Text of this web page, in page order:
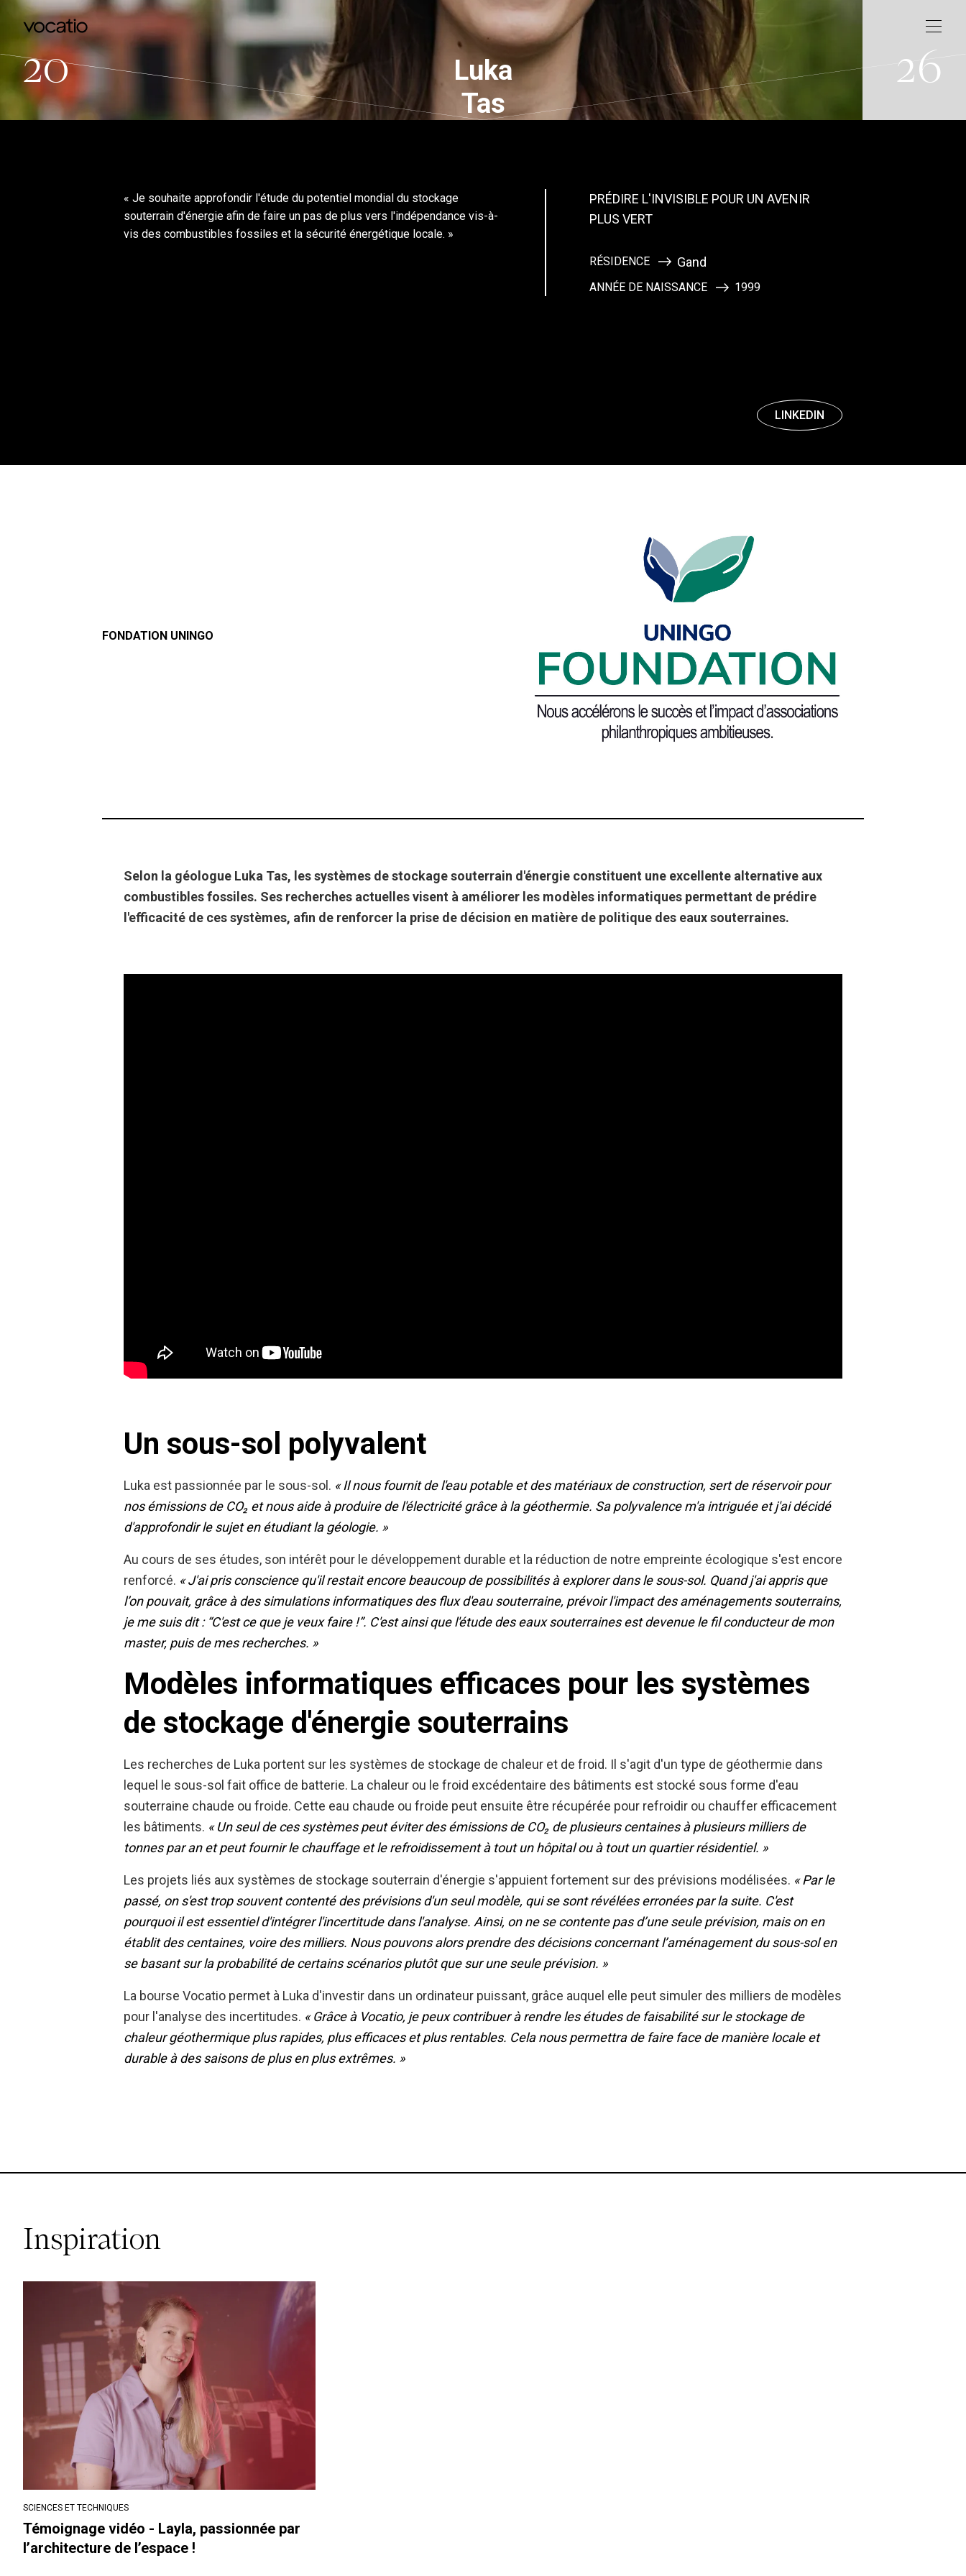
20 26
Luka
Tas
« Je souhaite approfondir l'étude du potentiel mondial du stockage
souterrain d'énergie afin de faire un pas de plus vers l'indépendance vis-à-
vis des combustibles fossiles et la sécurité énergétique locale. »
PRÉDIRE L'INVISIBLE POUR UN AVENIR
PLUS VERT
RÉSIDENCE Gand
ANNÉE DE NAISSANCE 1999
LINKEDIN
FONDATION UNINGO
Selon la géologue Luka Tas, les systèmes de stockage souterrain d'énergie constituent une excellente alternative aux
combustibles fossiles. Ses recherches actuelles visent à améliorer les modèles informatiques permettant de prédire
l'efficacité de ces systèmes, afin de renforcer la prise de décision en matière de politique des eaux souterraines.
Un sous-sol polyvalent
Luka est passionnée par le sous-sol. « Il nous fournit de l'eau potable et des matériaux de construction, sert de réservoir pour
nos émissions de CO₂ et nous aide à produire de l'électricité grâce à la géothermie. Sa polyvalence m'a intriguée et j'ai décidé
d'approfondir le sujet en étudiant la géologie. »
Au cours de ses études, son intérêt pour le développement durable et la réduction de notre empreinte écologique s'est encore
renforcé. « J'ai pris conscience qu'il restait encore beaucoup de possibilités à explorer dans le sous-sol. Quand j'ai appris que
l’on pouvait, grâce à des simulations informatiques des flux d'eau souterraine, prévoir l'impact des aménagements souterrains,
je me suis dit : “C'est ce que je veux faire !”. C'est ainsi que l'étude des eaux souterraines est devenue le fil conducteur de mon
master, puis de mes recherches. »
Modèles informatiques efficaces pour les systèmes
de stockage d'énergie souterrains
Les recherches de Luka portent sur les systèmes de stockage de chaleur et de froid. Il s'agit d'un type de géothermie dans
lequel le sous-sol fait office de batterie. La chaleur ou le froid excédentaire des bâtiments est stocké sous forme d'eau
souterraine chaude ou froide. Cette eau chaude ou froide peut ensuite être récupérée pour refroidir ou chauffer efficacement
les bâtiments. « Un seul de ces systèmes peut éviter des émissions de CO₂ de plusieurs centaines à plusieurs milliers de
tonnes par an et peut fournir le chauffage et le refroidissement à tout un hôpital ou à tout un quartier résidentiel. »
Les projets liés aux systèmes de stockage souterrain d'énergie s'appuient fortement sur des prévisions modélisées. « Par le
passé, on s'est trop souvent contenté des prévisions d'un seul modèle, qui se sont révélées erronées par la suite. C'est
pourquoi il est essentiel d'intégrer l'incertitude dans l'analyse. Ainsi, on ne se contente pas d’une seule prévision, mais on en
établit des centaines, voire des milliers. Nous pouvons alors prendre des décisions concernant l’aménagement du sous-sol en
se basant sur la probabilité de certains scénarios plutôt que sur une seule prévision. »
La bourse Vocatio permet à Luka d'investir dans un ordinateur puissant, grâce auquel elle peut simuler des milliers de modèles
pour l'analyse des incertitudes. « Grâce à Vocatio, je peux contribuer à rendre les études de faisabilité sur le stockage de
chaleur géothermique plus rapides, plus efficaces et plus rentables. Cela nous permettra de faire face de manière locale et
durable à des saisons de plus en plus extrêmes. »
Inspiration
SCIENCES ET TECHNIQUES
Témoignage vidéo - Layla, passionnée par
l’architecture de l’espace !